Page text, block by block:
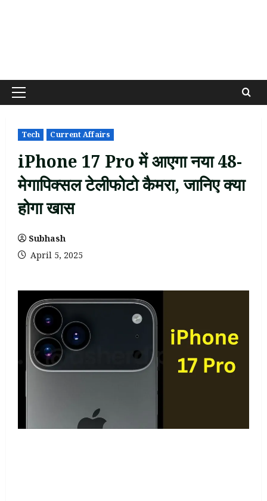
Primary
Tech Current Affairs
iPhone 17 Pro में आएगा नया 48-
मेगापिक्सल टेलीफोटो कैमरा, जानिए क्या
होगा खास
Subhash
April 5, 2025